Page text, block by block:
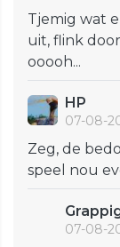
Tjemig wat
uit, flink
ooooh...
HP
07-08-
Zeg, de
speel nou
07-08-